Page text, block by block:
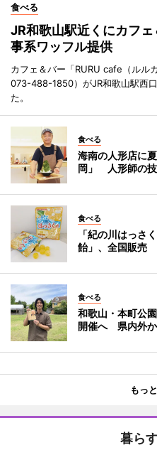
食べる
JR和歌山駅近くにカフ
事系ワッフル提供
カフェ＆バー「RURU cafe（ルル
073-488-1850）がJR和歌山駅西
た。
食べる
海南の人形店に
岡」 人形師の
食べる
「紀の川はっさ
飴」、全国販売
食べる
和歌山・本町公
開催へ 県内外
もっ
暮ら